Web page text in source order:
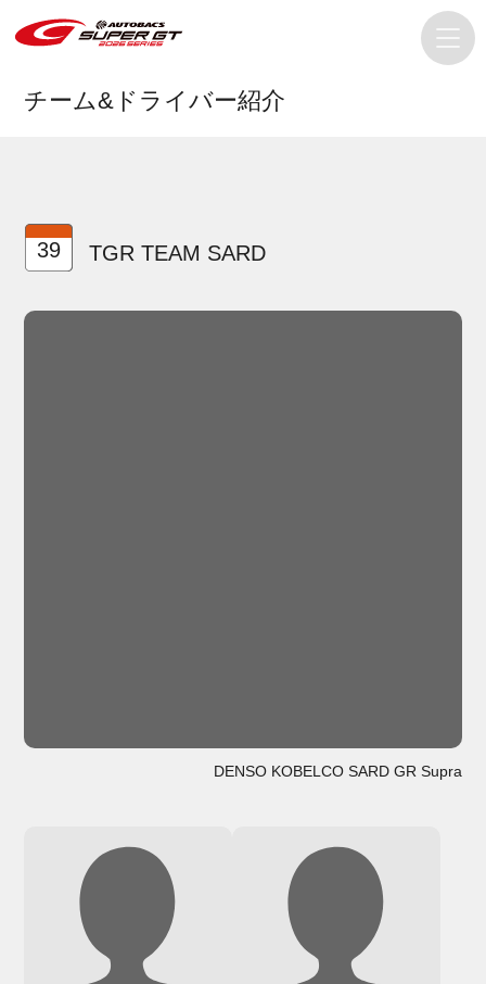
チーム&ドライバー紹介
39 TGR TEAM SARD
DENSO KOBELCO SARD GR Supra